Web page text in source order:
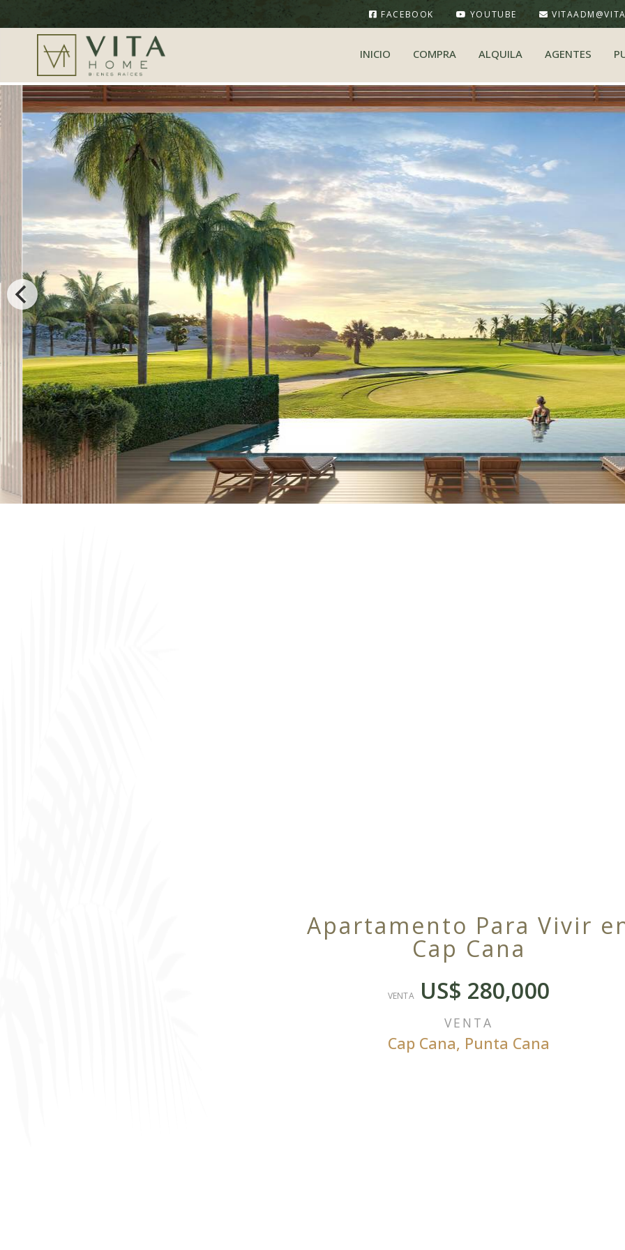
FACEBOOK YOUTUBE
INICIO COMPRA ALQUILA AGENTES
Apartamento Para Vivir
Cap Cana
VENTA US$ 280,000
VENTA
Cap Cana, Punta Cana